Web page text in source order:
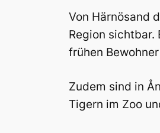
Von Härnösand
Region
frühen
Zudem sind in
Tigern im Zoo